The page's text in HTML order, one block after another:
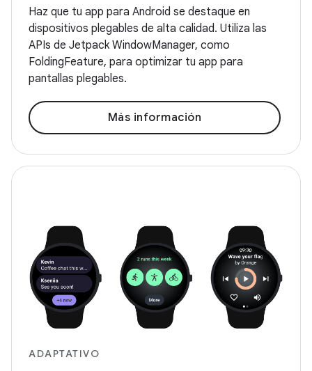
Haz que tu app para Android se destaque en
dispositivos plegables de alta calidad. Utiliza las
APIs de Jetpack WindowManager, como
FoldingFeature, para optimizar tu app para
pantallas plegables.
Más información
ADAPTATIVO